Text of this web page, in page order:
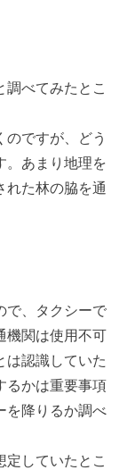
調べてみたとこ
のですが、どう
。あまり地理を
れた林の脇を通
で、タクシーで
機関は使用不可
は認識していた
るかは重要事項
を降りるか調べ
定していたとこ